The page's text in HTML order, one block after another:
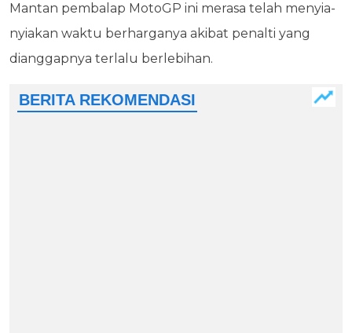
Mantan pembalap MotoGP ini merasa telah menyia-
nyiakan waktu berharganya akibat penalti yang
dianggapnya terlalu berlebihan.